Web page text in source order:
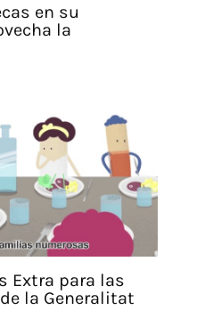
en su
la
Extra para las
la Generalitat